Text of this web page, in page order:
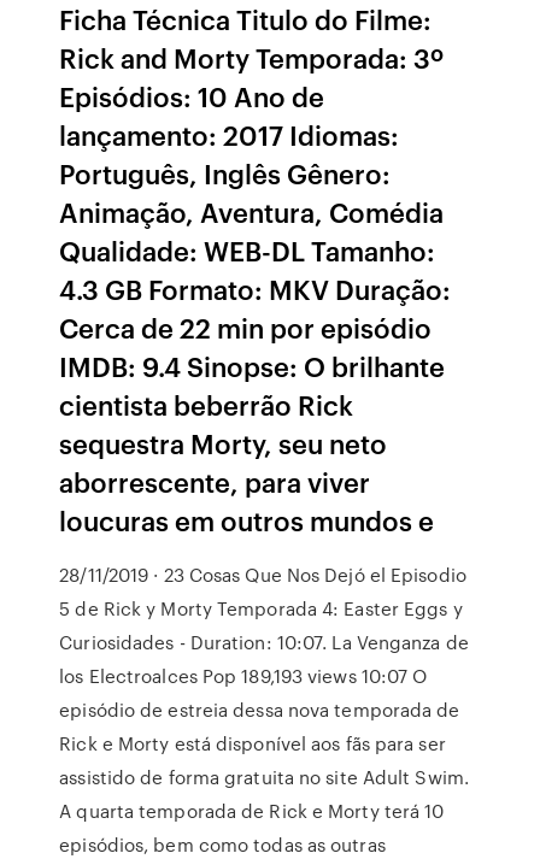
Ficha Técnica Titulo do Filme:
Rick and Morty Temporada: 3º
Episódios: 10 Ano de
lançamento: 2017 Idiomas:
Português, Inglês Gênero:
Animação, Aventura, Comédia
Qualidade: WEB-DL Tamanho:
4.3 GB Formato: MKV Duração:
Cerca de 22 min por episódio
IMDB: 9.4 Sinopse: O brilhante
cientista beberrão Rick
sequestra Morty, seu neto
aborrescente, para viver
loucuras em outros mundos e
28/11/2019 · 23 Cosas Que Nos Dejó el Episodio
5 de Rick y Morty Temporada 4: Easter Eggs y
Curiosidades - Duration: 10:07. La Venganza de
los Electroalces Pop 189,193 views 10:07 O
episódio de estreia dessa nova temporada de
Rick e Morty está disponível aos fãs para ser
assistido de forma gratuita no site Adult Swim.
A quarta temporada de Rick e Morty terá 10
episódios, bem como todas as outras